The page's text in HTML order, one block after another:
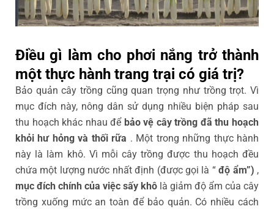
Điều gì làm cho phơi nắng trở thành
một thực hành trang trại có giá trị?
Bảo quản cây trồng cũng quan trọng như trồng trọt. Vì
mục đích này, nông dân sử dụng nhiều biện pháp sau
thu hoạch khác nhau để bảo vệ cây trồng đã thu hoạch
khỏi hư hỏng và thối rữa . Một trong những thực hành
này là làm khô. Vì mỗi cây trồng được thu hoạch đều
chứa một lượng nước nhất định (được gọi là “độ ẩm”) ,
mục đích chính của việc sấy khô là giảm độ ẩm của cây
trồng xuống mức an toàn để bảo quản. Có nhiều cách